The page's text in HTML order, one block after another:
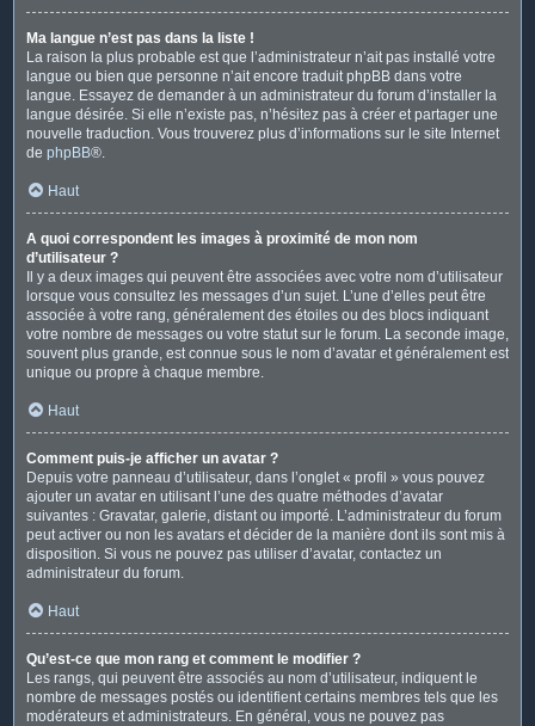
Ma langue n’est pas dans la liste !
La raison la plus probable est que l’administrateur n’ait pas installé votre
langue ou bien que personne n’ait encore traduit phpBB dans votre
langue. Essayez de demander à un administrateur du forum d’installer la
langue désirée. Si elle n’existe pas, n’hésitez pas à créer et partager une
nouvelle traduction. Vous trouverez plus d’informations sur le site Internet
de phpBB®.
Haut
A quoi correspondent les images à proximité de mon nom
d’utilisateur ?
Il y a deux images qui peuvent être associées avec votre nom d’utilisateur
lorsque vous consultez les messages d’un sujet. L’une d’elles peut être
associée à votre rang, généralement des étoiles ou des blocs indiquant
votre nombre de messages ou votre statut sur le forum. La seconde image,
souvent plus grande, est connue sous le nom d’avatar et généralement est
unique ou propre à chaque membre.
Haut
Comment puis-je afficher un avatar ?
Depuis votre panneau d’utilisateur, dans l’onglet « profil » vous pouvez
ajouter un avatar en utilisant l’une des quatre méthodes d’avatar
suivantes : Gravatar, galerie, distant ou importé. L’administrateur du forum
peut activer ou non les avatars et décider de la manière dont ils sont mis à
disposition. Si vous ne pouvez pas utiliser d’avatar, contactez un
administrateur du forum.
Haut
Qu’est-ce que mon rang et comment le modifier ?
Les rangs, qui peuvent être associés au nom d’utilisateur, indiquent le
nombre de messages postés ou identifient certains membres tels que les
modérateurs et administrateurs. En général, vous ne pouvez pas